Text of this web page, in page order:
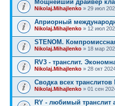
Мощнейший драйвер
Nikolaj.Mihajlenko » 29 июл
Априорный
Nikolaj.Mihajlenko » 12 июл
STENOM.
Nikolaj.Mihajlenko » 18 мар
RV3 - транслит.
Nikolaj.Mihajlenko » 28 окт
Сводка всех
Nikolaj.Mihajlenko » 01 сен
RY - любимый транслит